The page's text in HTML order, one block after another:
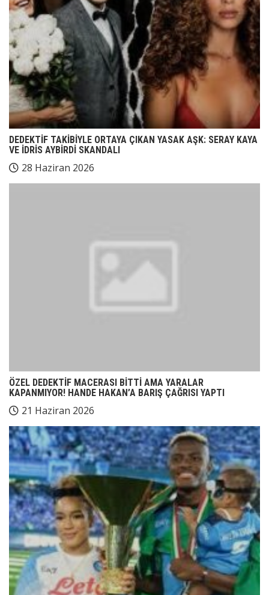
DEDEKTİF TAKİBİYLE ORTAYA ÇIKAN YASAK AŞK: SERAY KAYA
VE İDRİS AYBİRDİ SKANDALI
28 Haziran 2026
ÖZEL DEDEKTİF MACERASI BİTTİ AMA YARALAR
KAPANMIYOR! HANDE HAKAN’A BARIŞ ÇAĞRISI YAPTI
21 Haziran 2026